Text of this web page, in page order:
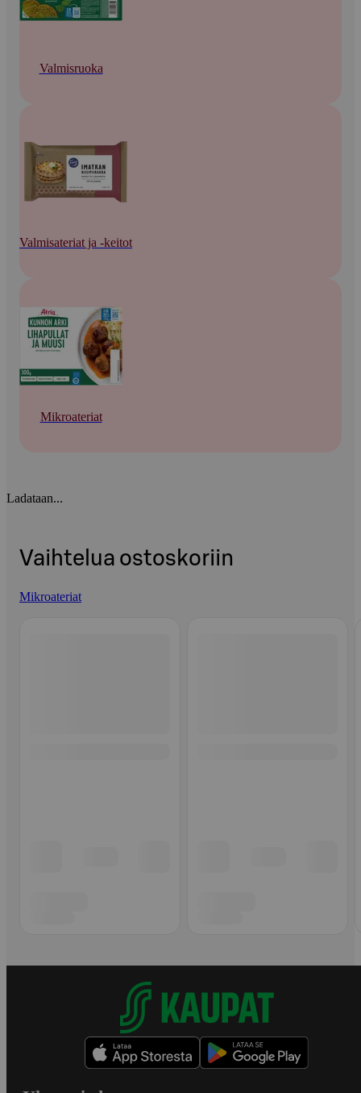
Valmisruoka
Valmisateriat ja -keitot
Mikroateriat
Ladataan...
Vaihtelua ostoskoriin
Mikroateriat